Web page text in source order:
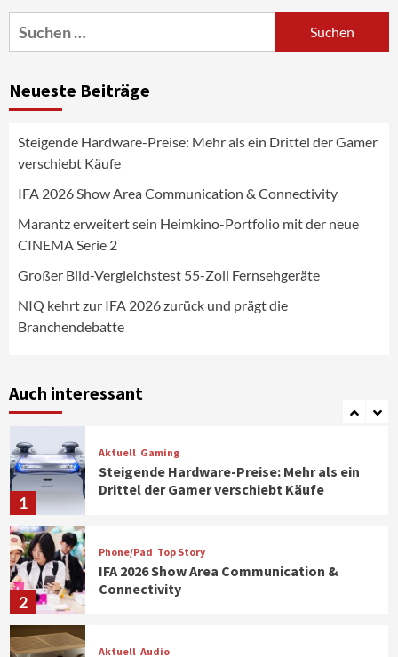
Suchen
nach:
Neueste Beiträge
Steigende Hardware-Preise: Mehr als ein Drittel der Gamer
verschiebt Käufe
IFA 2026 Show Area Communication & Connectivity
Marantz erweitert sein Heimkino-Portfolio mit der neue
CINEMA Serie 2
Großer Bild-Vergleichstest 55-Zoll Fernsehgeräte
NIQ kehrt zur IFA 2026 zurück und prägt die
Branchendebatte
Auch interessant
4
News aus dem Internet
Fernsehgeräte
5
NIQ kehrt zur IFA 2026 zurück und prägt
die Branchendebatte
6
Aktuell
CHERRY baut Vertriebsteam in
7
Klimageräte und Ventilatoren
1
Aktuell Gaming
Steigende Hardware-Preise: Mehr als ein
Drittel der Gamer verschiebt Käufe
2
Phone/Pad Top Story
IFA 2026 Show Area Communication &
Connectivity
Aktuell Audio